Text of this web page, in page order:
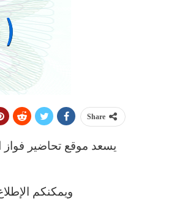
Share
يسعد موقع تحاضير
ويمكنكم